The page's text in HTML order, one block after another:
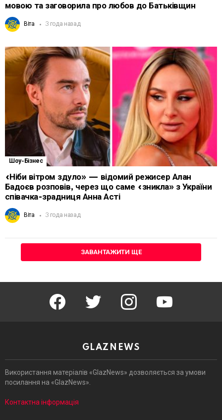
мовою та заговорила про любов до Батьківщин
Віта 3 года назад
Шоу-Бізнес
«Ніби вітром здуло» — відомий режисер Алан
Бадоєв розповів, через що саме «зникла» з України
співачка-зрадниця Анна Асті
Віта 3 года назад
ЗАВАНТАЖИТИ ЩЕ
facebook twitter instagram youtube
GLAZNEWS
Використання матеріалів «GlazNews» дозволяється за умови
посилання на «GlazNews».
Контактна інформація